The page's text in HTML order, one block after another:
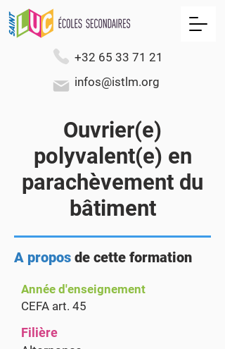
+32 65 33 71 21
infos@istlm.org
Ouvrier(e)
polyvalent(e) en
parachèvement du
bâtiment
A propos de cette formation
Année d'enseignement
CEFA art. 45
Filière